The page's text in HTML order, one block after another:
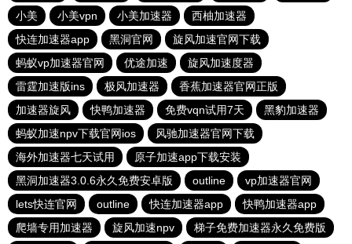
小美
小美vpn 小美加速器
西柚加速器
快连加速器app
黑洞官网
旋风加速官网下载
蚂蚁vp加速器官网
优途加速
旋风加速度器
雷霆加速版ins
极风加速器
香蕉加速器官网正版
加速器旋风
快鸭加速器 免费vqn试用7天
黑豹加速器
蚂蚁加速npv下载官网ios
风驰加速器官网下载
海外加速器七天试用
原子加速app下载安装
黑洞加速器3.0.6永久免费安卓版
outline
vp加速器官网
lets快连官网
outline 快连加速器app
快鸭加速器app
爬墙专用加速器
旋风加速npv
梯子免费加速器永久免费版